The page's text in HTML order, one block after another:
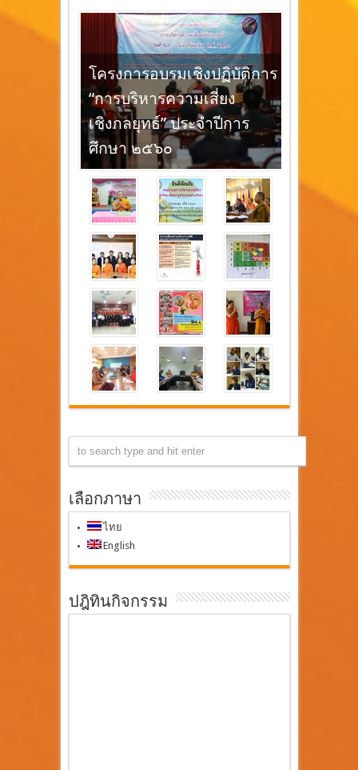
โครงการอบรมเชิงปฏิบัติการ
“การบริหารความเสี่ยง
เชิงกลยุทธ์” ประจำปีการ
ศึกษา ๒๕๖๐
เลือกภาษา
ไทย
English
ปฎิทินกิจกรรม